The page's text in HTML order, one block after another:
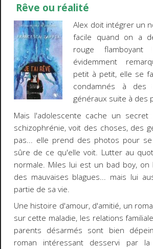
Rêve ou réalité
Alex doit intégrer un
facile quand on a
rouge
évidemment
petit à petit, elle se
condamnés à des
généraux suite à des
Mais l'adolescente cache un
schizophrénie, voit des choses, des
pas... elle prend des photos pour
sûre de ce qu'elle voit. Lutter au
normale. Miles lui est un bad boy,
des mauvaises blagues... mais lui
partie de sa vie.
Une histoire d'amour, d'amitié, un
sur cette maladie, les relations
parents désarmés sont bien
roman intéressant desservi par